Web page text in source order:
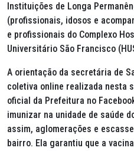
Instituições de Longa
(profissionais, idosos e
e profissionais do Complexo
Universitário São Francisco
A orientação da secretária de
coletiva online realizada nesta
oficial da Prefeitura no
imunizar na unidade de saúde
assim, aglomerações e
bairro. Ela garantiu que a